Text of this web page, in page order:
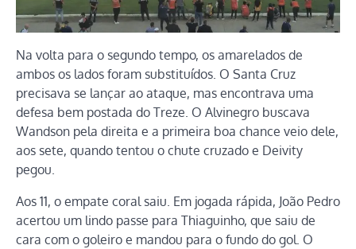
Na volta para o segundo tempo, os amarelados de
ambos os lados foram substituídos. O Santa Cruz
precisava se lançar ao ataque, mas encontrava uma
defesa bem postada do Treze. O Alvinegro buscava
Wandson pela direita e a primeira boa chance veio dele,
aos sete, quando tentou o chute cruzado e Deivity
pegou.
Aos 11, o empate coral saiu. Em jogada rápida, João Pedro
acertou um lindo passe para Thiaguinho, que saiu de
cara com o goleiro e mandou para o fundo do gol. O